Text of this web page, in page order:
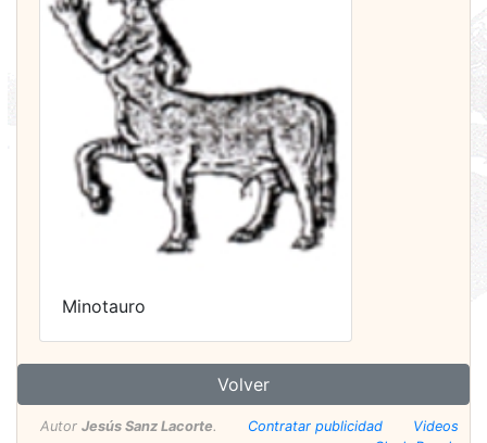
Minotauro
Volver
Autor Jesús Sanz Lacorte. Contratar publicidad
Videos